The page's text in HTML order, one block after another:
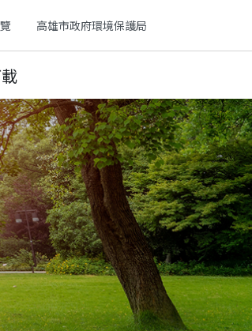
高雄市政府環境保護局